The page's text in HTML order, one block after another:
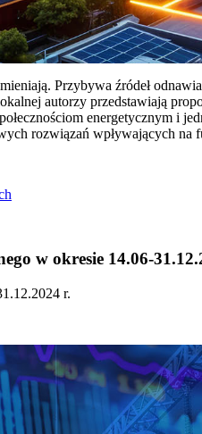
Przybywa źródeł
autorzy przedstawiają
energetycznym i
rozwiązań wpływających
w okresie 14.06-
r.